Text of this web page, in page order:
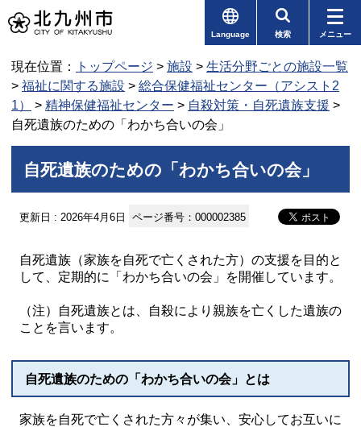
Language 検索 メニュー
現在位置： トップページ > 施設 > 生活分野ごとの施設一覧
> 福祉に関する施設 > 総合保健福祉センター（アシスト2
1）
> 精神保健福祉センター > 自殺対策・自死遺族支援 >
自死遺族のための「わかち合いの会」
自死遺族のための「わかち合いの会」
更新日 : 2026年4月6日 ページ番号：000002385
自死遺族（家族を自死で亡くされた方）の支援を目的と
して、定期的に「わかち合いの会」を開催しています。
（注）自死遺族とは、自殺により親族を亡くした遺族の
ことを言います。
自死遺族のための「わかち合いの会」とは
家族を自死で亡くされた方々が集い、安心してお互いに